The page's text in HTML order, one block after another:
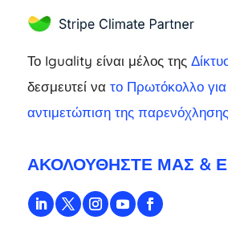
Το Iguality είναι μέλος της
δεσμευτεί να το Πρωτόκολλο για
αντιμετώπιση της
ΑΚΟΛΟΥΘΉΣΤΕ ΜΑΣ &